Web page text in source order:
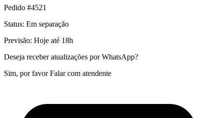
Pedido #4521
Status: Em separação
Previsão: Hoje até 18h
Deseja receber atualizações por WhatsApp?
Sim, por favor Falar com atendente